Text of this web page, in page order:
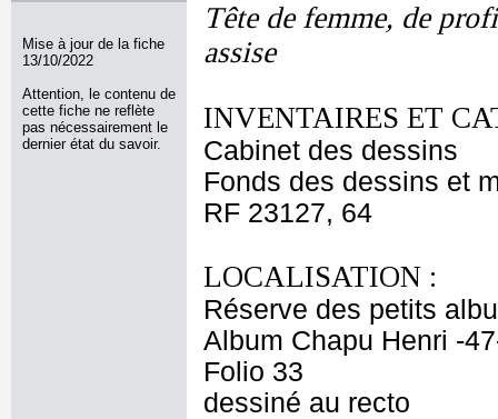
Mise à jour de la fiche
13/10/2022
Attention, le contenu de
cette fiche ne reflète
pas nécessairement le
dernier état du savoir.
Tête de femme, de
assise
INVENTAIRES ET
Cabinet des dessins
Fonds des dessins et
RF 23127, 64
LOCALISATION :
Réserve des petits
Album Chapu Henri -
Folio 33
dessiné au recto